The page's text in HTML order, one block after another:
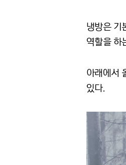
냉방은 기
역할을 하
아래에서
있다.